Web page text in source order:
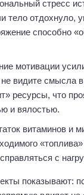
стресс
тело отдохнуло,
способно
мотивации
видите смысла
ресурсы, что
и вялостью.
витаминов и
с
показывают: